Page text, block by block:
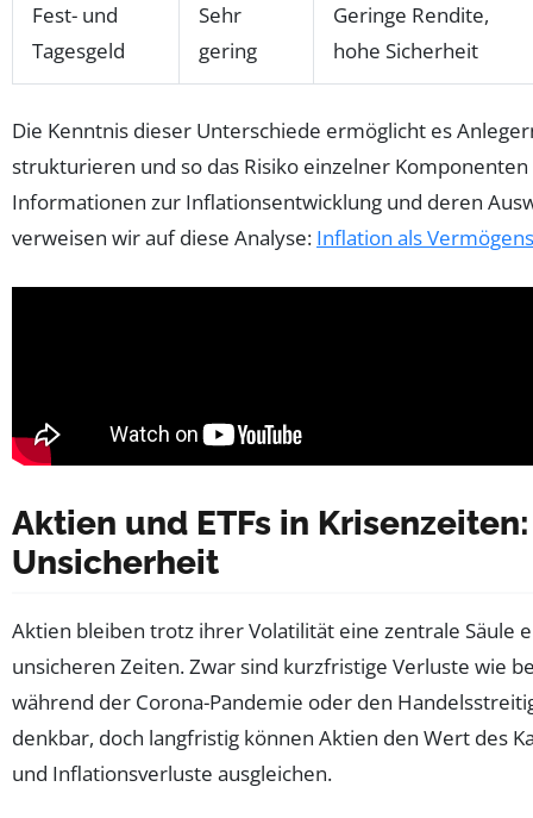
Fest- und
Tagesgeld
Sehr
gering
Geringe Rendite,
hohe Sicherheit
Die Kenntnis dieser Unterschiede ermöglicht es
strukturieren und so das Risiko einzelner
Informationen zur Inflationsentwicklung und deren
verweisen wir auf diese Analyse: Inflation als
Aktien und ETFs in
Unsicherheit
Aktien bleiben trotz ihrer Volatilität eine zentrale Säule
unsicheren Zeiten. Zwar sind kurzfristige Verluste wie
während der Corona-Pandemie oder den
denkbar, doch langfristig können Aktien den Wert des
und Inflationsverluste ausgleichen.